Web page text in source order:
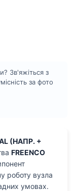
Зв'яжіться з
за фото
(НАПР. +
FREENCO
роботу вузла
умовах.